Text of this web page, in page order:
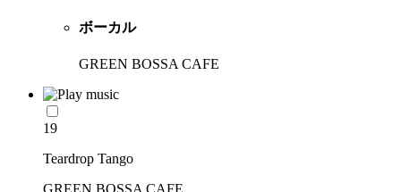
ボーカル
GREEN BOSSA CAFE
19
Teardrop Tango